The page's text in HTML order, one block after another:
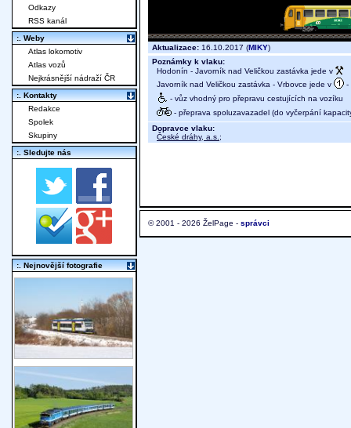
Aktualizace: 16.10.2017 (MIKY)
Poznámky k vlaku:
Hodonín - Javorník nad Veličkou zastávka jede v
Javorník nad Veličkou zastávka - Vrbovce jede v
-
- vůz vhodný pro přepravu cestujících na vozíku
- přeprava spoluzavazadel (do vyčerpání
Dopravce vlaku:
České dráhy, a.s. ;
© 2001 - 2026 ŽelPage - správci
Odkazy
RSS kanál
:. Weby
Atlas lokomotiv
Atlas vozů
Nejkrásnější nádraží ČR
:. Kontakty
Redakce
Spolek
Skupiny
:. Sledujte nás
:. Nejnovější fotografie